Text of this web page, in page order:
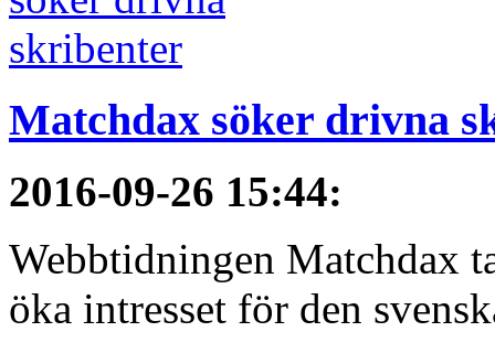
Matchdax söker drivna
2016-09-26 15:44:
Webbtidningen Matchdax
öka intresset för den